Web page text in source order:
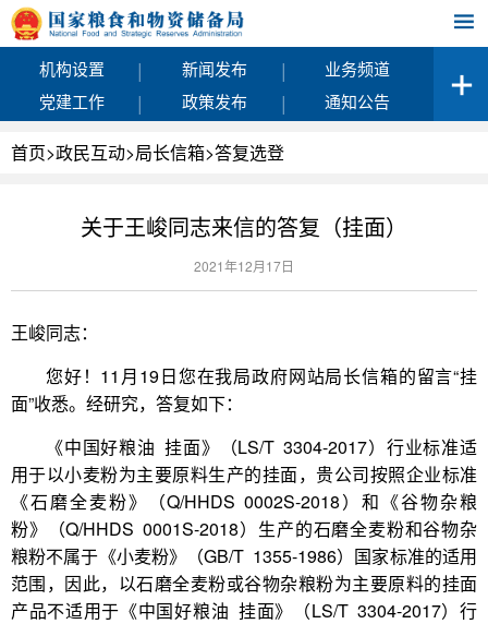
机构设置 | 新闻发布 |
业务频道
党建工作
| 政策发布 | 通知公告
首页>政民互动>局长信箱>答复选登
关于王峻同志来信的答复（挂面）
2021年12月17日
王峻同志：
您好！11月19日您在我局政府网站局长信箱的留言“挂
面”收悉。经研究，答复如下：
《中国好粮油 挂面》（LS/T 3304-2017）行业标准适
用于以小麦粉为主要原料生产的挂面，贵公司按照企业标准
《石磨全麦粉》（Q/HHDS 0002S-2018）和《谷物杂粮
粉》（Q/HHDS 0001S-2018）生产的石磨全麦粉和谷物杂
粮粉不属于《小麦粉》（GB/T 1355-1986）国家标准的适用
范围，因此，以石磨全麦粉或谷物杂粮粉为主要原料的挂面
产品不适用于《中国好粮油 挂面》（LS/T 3304-2017）行